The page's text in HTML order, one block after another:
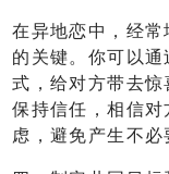
在异地恋中，经
的关键。你可以
式，给对方带去
保持信任，相信
虑，避免产生不必